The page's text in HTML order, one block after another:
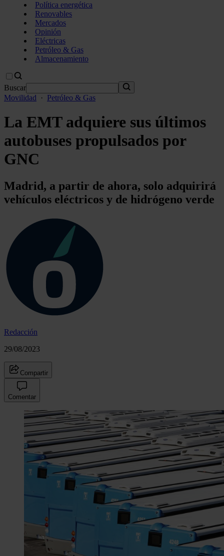
Política energética
Renovables
Mercados
Opinión
Eléctricas
Petróleo & Gas
Almacenamiento
Buscar
Movilidad
· Petróleo & Gas
La EMT adquiere sus últimos
autobuses propulsados por
GNC
Madrid, a partir de ahora, solo adquirirá
vehículos eléctricos y de hidrógeno verde
Redacción
29/08/2023
Compartir
Comentar